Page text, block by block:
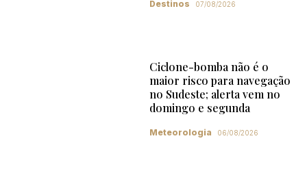
Destinos 07/08/2026
Ciclone-bomba não é o
maior risco para navegação
no Sudeste; alerta vem no
domingo e segunda
Meteorologia 06/08/2026